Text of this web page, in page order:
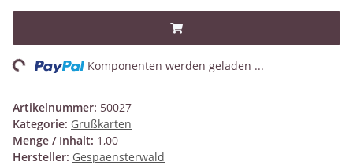
Komponenten werden geladen ...
Artikelnummer: 50027
Kategorie: Grußkarten
Menge / Inhalt: 1,00
Hersteller: Gespaensterwald